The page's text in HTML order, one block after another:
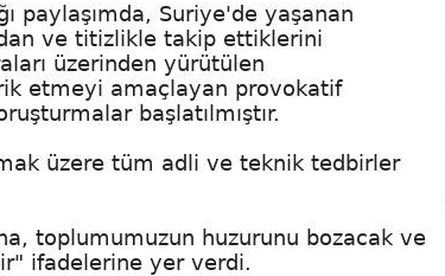
paylaşımda, Suriye'de yaşanan
ve titizlikle takip ettiklerini
üzerinden yürütülen
etmeyi amaçlayan provokatif
başlatılmıştır.
üzere tüm adli ve teknik tedbirler
toplumumuzun huzurunu bozacak ve
ifadelerine yer verdi.